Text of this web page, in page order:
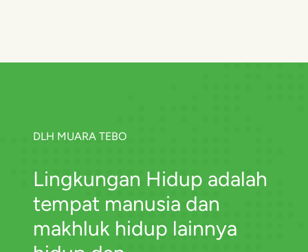
DLH MUARA TEBO
Lingkungan Hidup adalah
tempat manusia dan
makhluk hidup lainnya